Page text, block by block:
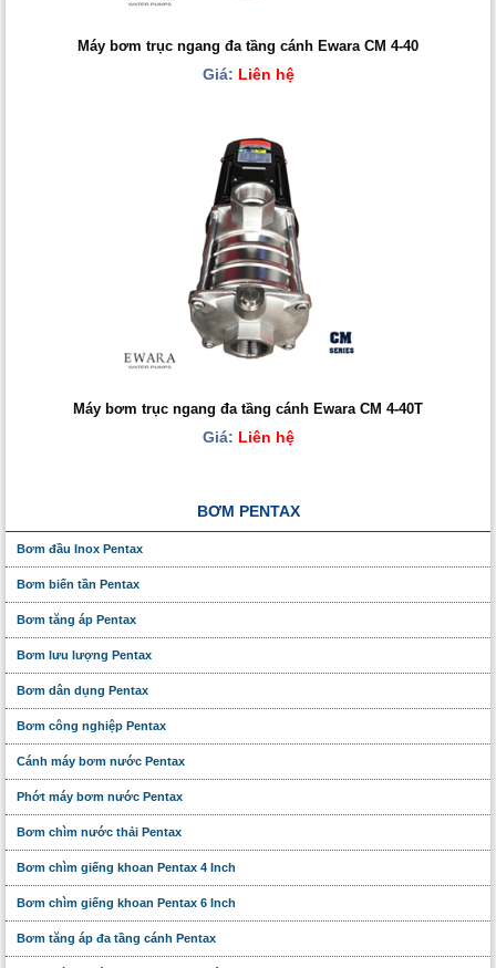
Máy bơm trục ngang đa tầng cánh Ewara CM 4-40
Giá: Liên hệ
Máy bơm trục ngang đa tầng cánh Ewara CM 4-40T
Giá: Liên hệ
BƠM PENTAX
Bơm đầu Inox Pentax
Bơm biến tần Pentax
Bơm tăng áp Pentax
Bơm lưu lượng Pentax
Bơm dân dụng Pentax
Bơm công nghiệp Pentax
Cánh máy bơm nước Pentax
Phớt máy bơm nước Pentax
Bơm chìm nước thải Pentax
Bơm chìm giếng khoan Pentax 4 Inch
Bơm chìm giếng khoan Pentax 6 Inch
Bơm tăng áp đa tầng cánh Pentax